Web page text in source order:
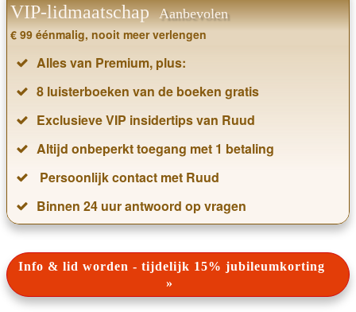
VIP-lidmaatschapAanbevolen
€ 99 éénmalig, nooit meer verlengen
Alles van Premium, plus:
8 luisterboeken van de boeken gratis
Exclusieve VIP insidertips van Ruud
Altijd onbeperkt toegang met 1 betaling
Persoonlijk contact met Ruud
Binnen 24 uur antwoord op vragen
Info & lid worden - tijdelijk 15% jubileumkorting
»